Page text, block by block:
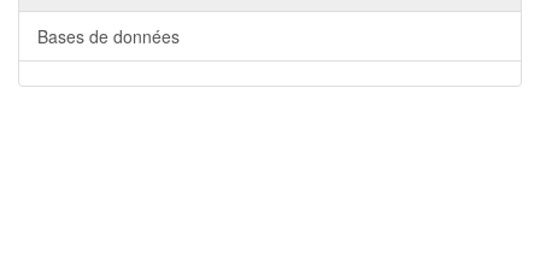
Bases de données